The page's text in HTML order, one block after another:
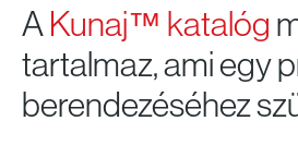
AKunaj™ katalóg
tartalmaz, ami egy
berendezéséhez